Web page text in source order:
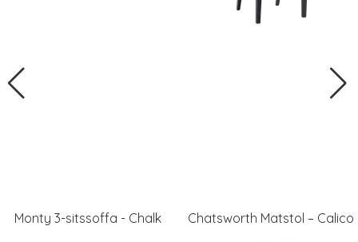
Monty 3-sitssoffa - Chalk Chatsworth Matstol – Calico